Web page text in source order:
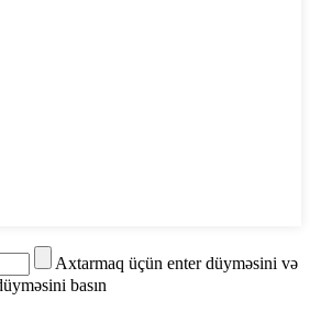
Axtarmaq üçün enter düyməsini və
basın